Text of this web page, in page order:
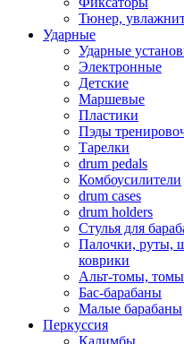
Тюнер,
Ударные
Ударные
Электронные
Детские
Маршевые
Пластики
Пэды
Тарелки
drum pedals
Комбоусилители
drum cases
drum holders
Стулья для
Палочки, руты,
коврики
Альт-томы, томы
Бас-барабаны
Малые барабаны
Перкуссия
Калимбы